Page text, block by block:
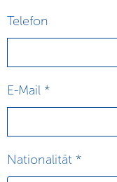
Telefon
E-Mail *
Nationalität *